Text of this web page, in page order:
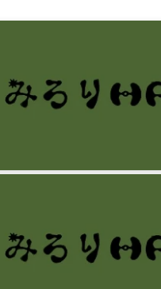
一日一食の実践結果